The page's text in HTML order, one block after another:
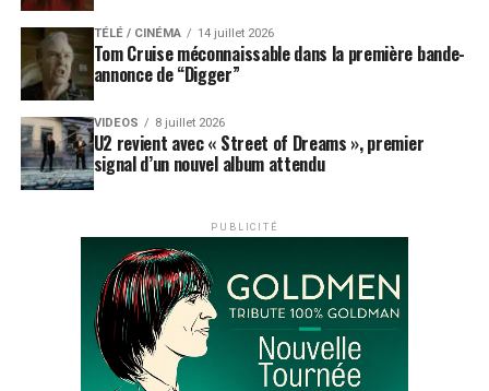
TÉLÉ / CINÉMA 14 juillet 2026
Tom Cruise méconnaissable dans la première bande-
annonce de “Digger”
VIDEOS 8 juillet 2026
U2 revient avec « Street of Dreams », premier
signal d’un nouvel album attendu
PUBLICITÉ